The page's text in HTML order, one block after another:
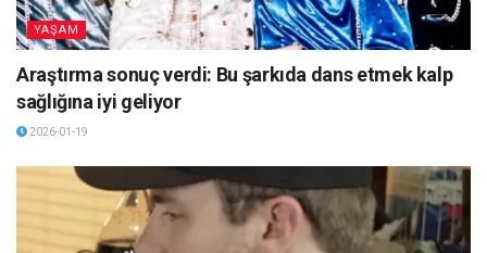
YAŞAM
Araştırma sonuç verdi: Bu şarkıda dans etmek kalp
sağlığına iyi geliyor
2026-01-19